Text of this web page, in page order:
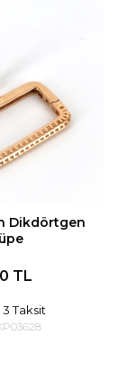
Dikdörtgen
TL
3 Taksit